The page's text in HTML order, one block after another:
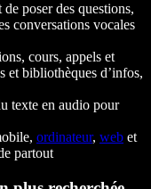
poser des questions,
conversations vocales
cours, appels et
et bibliothèques d’infos,
texte en audio pour
ordinateur, web et
partout